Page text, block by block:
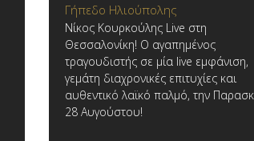
Γήπεδο Ηλιούπολης
Νίκος Κουρκούλης Live στη
Θεσσαλονίκη! Ο αγαπημένος
τραγουδιστής σε μία live εμφάνιση,
γεμάτη διαχρονικές επιτυχίες και
αυθεντικό λαϊκό παλμό, την
28 Αυγούστου!